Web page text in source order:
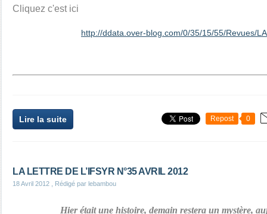
Cliquez c'est ici
http://ddata.over-blog.com/0/35/15/55/Revues/
Lire la suite Repost 0
LA LETTRE DE L’IFSYR N°35 AVRIL 2012
18 Avril 2012 , Rédigé par lebambou
Hier était une histoire, demain restera un mystère,